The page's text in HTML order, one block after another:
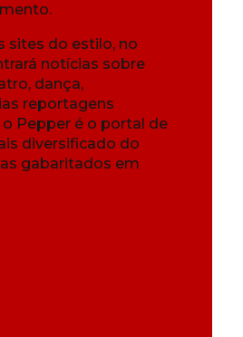
sites do estilo, no
notícias sobre
dança,
reportagens
o Pepper é o portal de
diversificado do
gabaritados em